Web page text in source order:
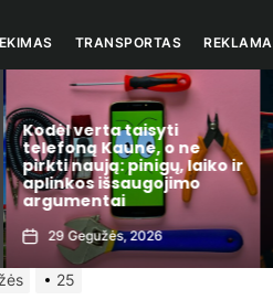
TRANSPORTAS REKLAMA
Kodėl verta taisyti
telefoną Kaune, o ne
pirkti naują: pinigų, laiko ir
aplinkos išsaugojimo
argumentai
29 Gegužės, 2026
25